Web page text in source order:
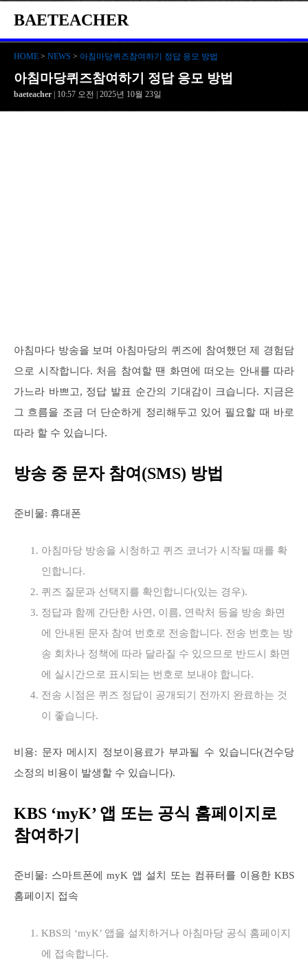
BAETEACHER
HOME > NEWS > 아침마당퀴즈참여하기 정답 응모 방법
아침마당퀴즈참여하기 정답 응모 방법
baeteacher | 10:57 오전 | 2025년 10월 23일
아침마다 방송을 보며 아침마당의 퀴즈에 참여했던 제 경험담
으로 시작합니다. 처음 참여할 땐 화면에 떠오는 안내를 따라
가느라 바쁘고, 정답 발표 순간의 기대감이 크습니다. 지금은
그 흐름을 조금 더 단순하게 정리해두고 있어 필요할 때 바로
따라 할 수 있습니다.
방송 중 문자 참여(SMS) 방법
준비물: 휴대폰
아침마당 방송을 시청하고 퀴즈 코너가 시작될 때를 확
인합니다.
퀴즈 질문과 선택지를 확인합니다(있는 경우).
정답과 함께 간단한 사연, 이름, 연락처 등을 방송 화면
에 안내된 문자 참여 번호로 전송합니다. 전송 번호는 방
송 회차나 정책에 따라 달라질 수 있으므로 반드시 화면
에 실시간으로 표시되는 번호로 보내야 합니다.
전송 시점은 퀴즈 정답이 공개되기 전까지 완료하는 것
이 좋습니다.
비용: 문자 메시지 정보이용료가 부과될 수 있습니다(건수당
소정의 비용이 발생할 수 있습니다).
KBS ‘myK’ 앱 또는 공식 홈페이지로
참여하기
준비물: 스마트폰에 myK 앱 설치 또는 컴퓨터를 이용한 KBS
홈페이지 접속
KBS의 ‘myK’ 앱을 설치하거나 아침마당 공식 홈페이지
에 접속합니다.